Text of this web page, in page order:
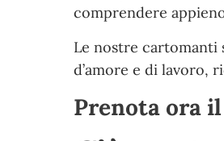
comprendere
Le nostre cartomanti
d’amore e di lavoro,
Prenota ora